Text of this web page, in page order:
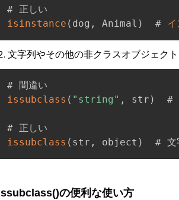
isinstance ( dog , Animal )
  #
文字列やその他の非クラスオブジェク
issubclass ( "string" , str )
#
issubclass ( str , object )
# 文
の便利な使い方